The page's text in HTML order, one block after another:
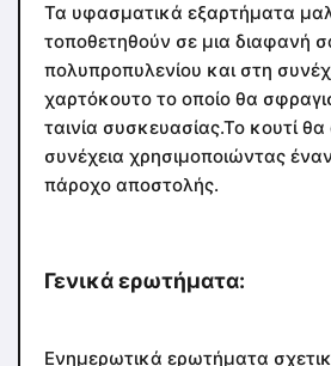
Τα υφασματικά εξαρτήματα
τοποθετηθούν σε μια διαφανή
πολυπροπυλενίου και στη
χαρτόκουτο το οποίο θα
ταινία συσκευασίας.Το κουτί
συνέχεια χρησιμοποιώντας
πάροχο αποστολής.
Γενικά ερωτήματα:
Ενημερωτικά ερωτήματα